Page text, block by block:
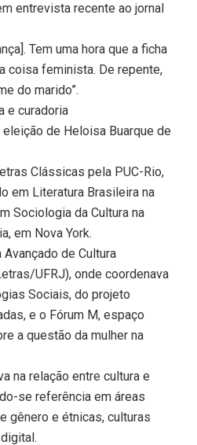
entrevista recente ao jornal
Tem uma hora que a ficha
coisa feminista. De repente,
do marido”.
e curadoria
de Heloisa Buarque de
Clássicas pela PUC-Rio,
em Literatura Brasileira na
Sociologia da Cultura na
em Nova York.
de Cultura
UFRJ), onde coordenava
Sociais, do projeto
e o Fórum M, espaço
a questão da mulher na
na relação entre cultura e
se referência em áreas
gênero e étnicas, culturas